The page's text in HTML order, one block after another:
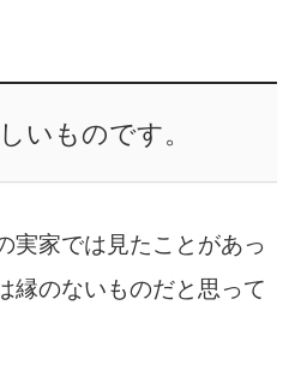
いものです。
実家では見たことがあっ
縁のないものだと思って